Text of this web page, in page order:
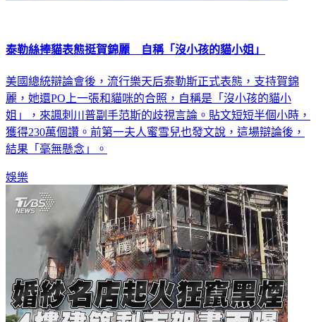
泰勒絲捧貓表態挺賀錦麗 自稱「沒小孩的貓小姐」
美國總統辯論會後，流行樂天后泰勒斯正式表態，支持賀錦
麗，她還PO上一張和貓咪的合照，自稱是「沒小孩的貓小
姐」，來諷刺川普副手范斯的歧視言論。貼文短短半個小時，
獲得230萬個讚。前第一夫人蜜雪兒也發文說，這場辯論後，
結果「毫無懸念」。
娛樂